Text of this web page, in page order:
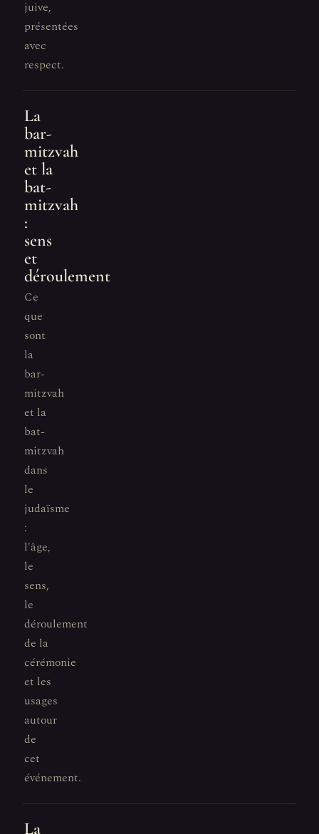
juive,
présentées
avec
respect.
La
bar-
mitzvah
et la
bat-
mitzvah
:
sens
et
déroulement
Ce
que
sont
la
bar-
mitzvah
et la
bat-
mitzvah
dans
le
judaïsme
:
l'âge,
le
sens,
le
déroulement
de la
cérémonie
et les
usages
autour
de
cet
événement.
La